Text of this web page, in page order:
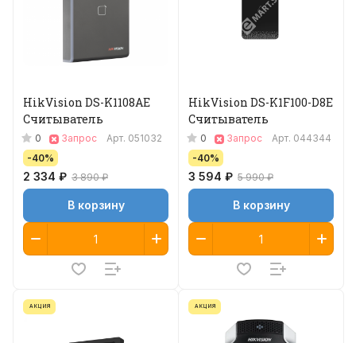
HikVision DS-K1108AE
Считыватель
0 Запрос Арт. 051032
-40%
2 334 ₽ 3 890 ₽
В корзину
HikVision DS-K1F100-D8E
Считыватель
0 Запрос Арт. 044344
-40%
3 594 ₽ 5 990 ₽
В корзину
АКЦИЯ АКЦИЯ